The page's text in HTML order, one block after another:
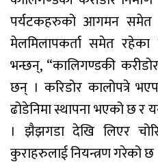
पर्यटकहरुको आगमन समेत
मेलमिलापकर्ता समेत
भन्छन्, “कालिगण्डकी
छन् । करिडोर कालोपत्रे
ढोडेनिमा स्थापना भएको छ
। झैझगडा देखि लिएर
कुराहरुलाई नियन्त्रण गरेको छ